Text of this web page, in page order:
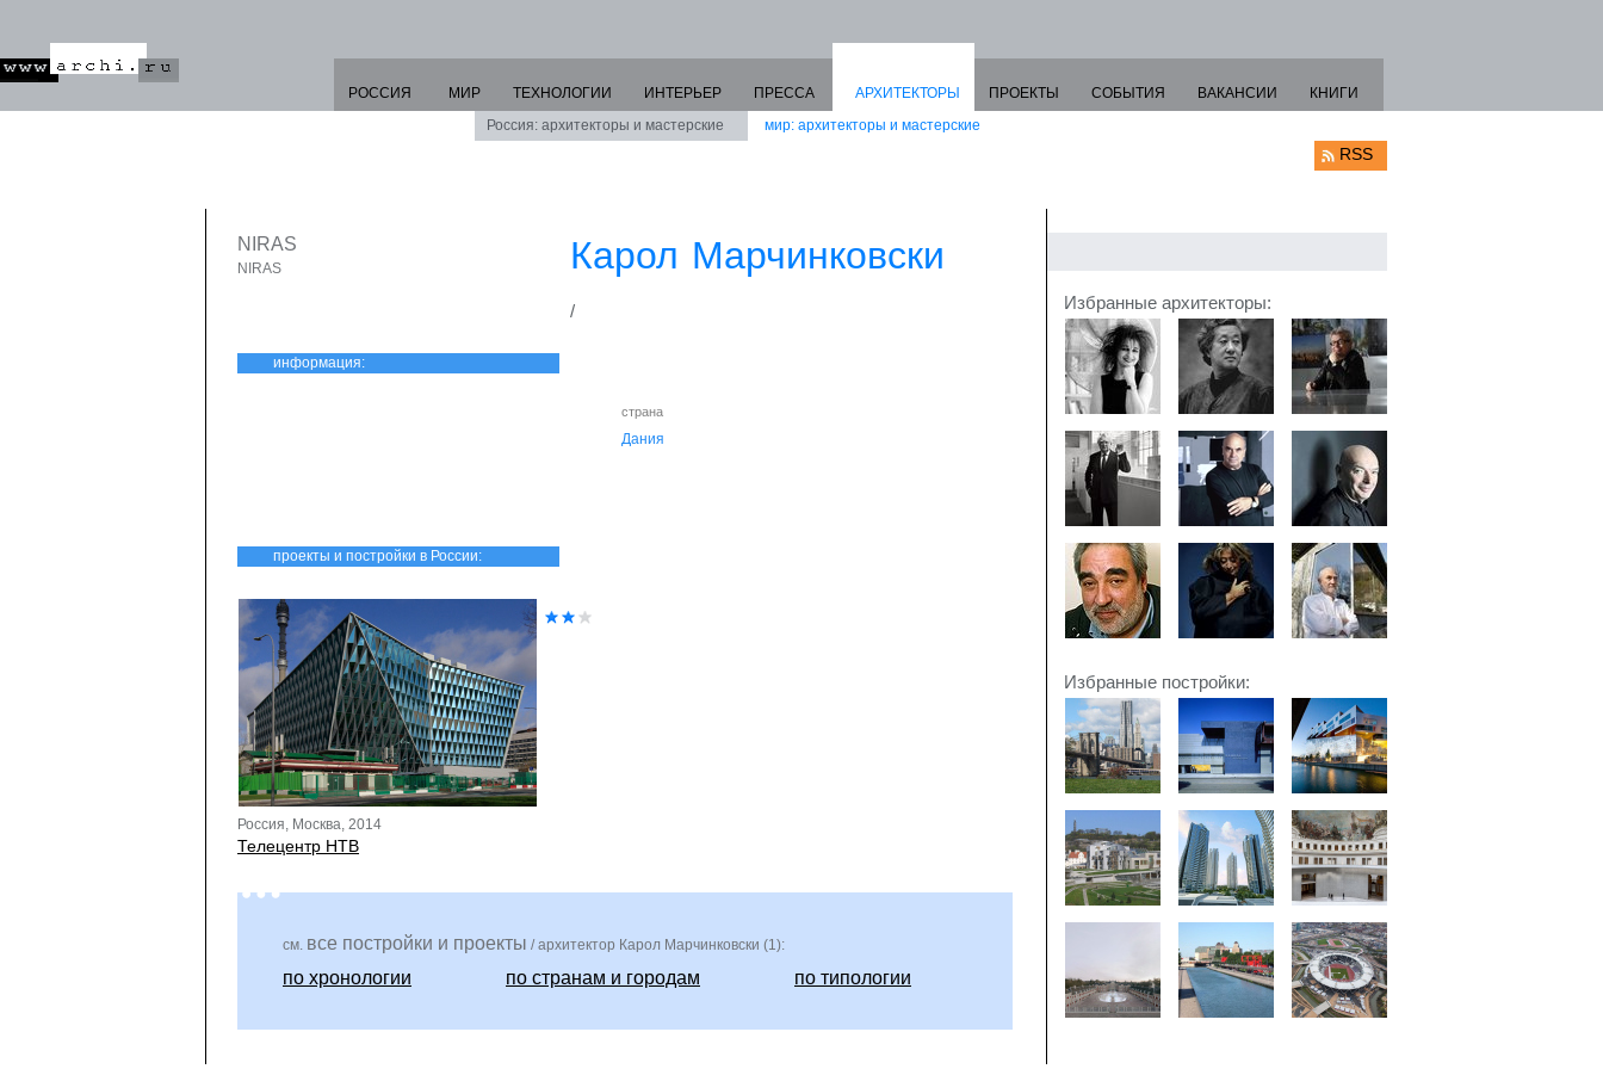
РОССИЯ МИР ТЕХНОЛОГИИ ИНТЕРЬЕР ПРЕССА
АРХИТЕКТОРЫ
Россия: архитекторы и мастерские
мир: архитекторы и мастерские
ПРОЕКТЫ СОБЫТИЯ ВАКАНСИИ КНИГИ
RSS
NIRAS
NIRAS Карол Марчинковски
/
информация:
страна
Дания
проекты и постройки в России:
Россия, Москва, 2014
Телецентр НТВ
см. все постройки и проекты / архитектор Карол Марчинковски (1):
по хронологии по странам и городам по типологии
Избранные архитекторы:
Избранные постройки: